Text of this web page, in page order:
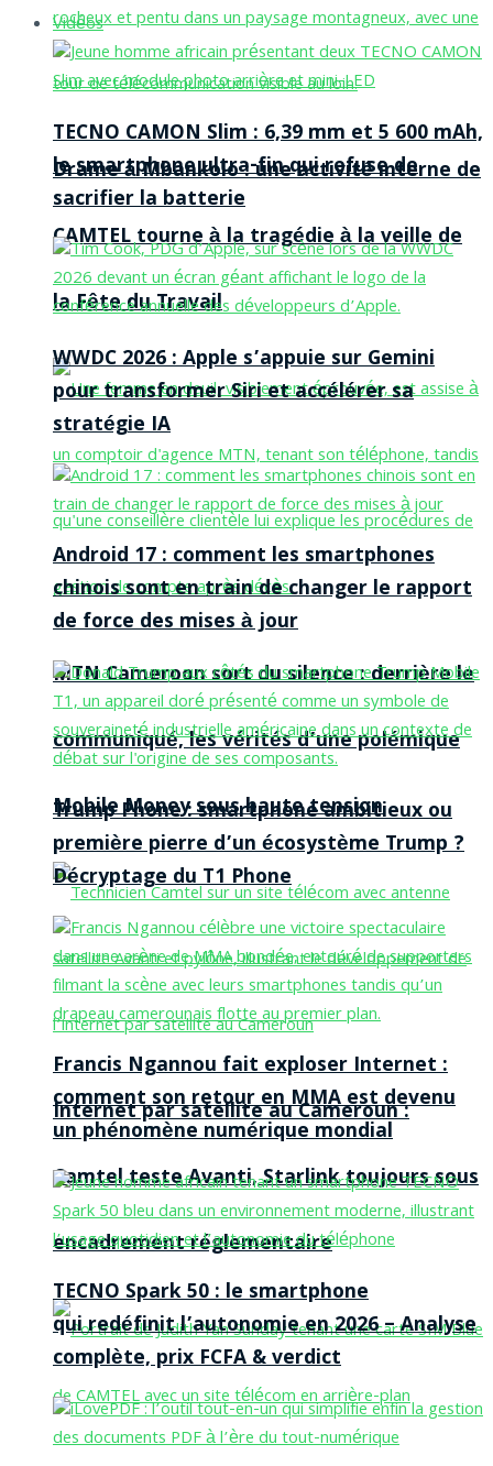
Drame à Mbankolo : une activité interne de
CAMTEL tourne à la tragédie à la veille de
la Fête du Travail
MTN Cameroon sort du silence : derrière le
communiqué, les vérités d’une polémique
Mobile Money sous haute tension
Internet par satellite au Cameroun :
Camtel teste Avanti, Starlink toujours sous
encadrement réglementaire
Vidéos
TECNO CAMON Slim : 6,39 mm et 5 600 mAh,
le smartphone ultra-fin qui refuse de
sacrifier la batterie
WWDC 2026 : Apple s’appuie sur Gemini
pour transformer Siri et accélérer sa
stratégie IA
Android 17 : comment les smartphones
chinois sont en train de changer le rapport
de force des mises à jour
Trump Phone : smartphone ambitieux ou
première pierre d’un écosystème Trump ?
Décryptage du T1 Phone
Francis Ngannou fait exploser Internet :
comment son retour en MMA est devenu
un phénomène numérique mondial
TECNO Spark 50 : le smartphone
qui redéfinit l’autonomie en 2026 – Analyse
complète, prix FCFA & verdict